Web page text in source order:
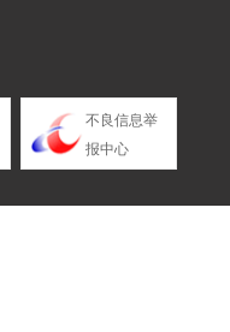
不良信息举
报中心